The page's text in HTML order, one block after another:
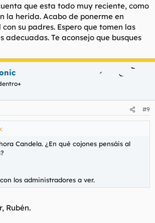
que esta todo muy reciente, como
la herida. Acabo de ponerme en
su padres. Espero que tomen las
adecuadas. Te aconsejo que busques
#9
Candela. ¿En qué cojones pensáis al
los administradores a ver.
Rubén.